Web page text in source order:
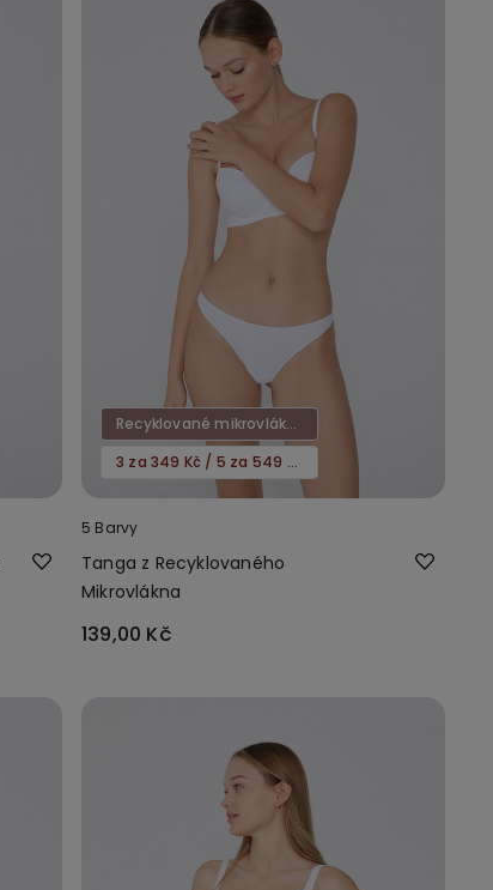
Recyklované mikrovlákno
3 za 349 Kč / 5 za 549 Kč
5 Barvy
Tanga z Recyklovaného
Mikrovlákna
139,00 Kč